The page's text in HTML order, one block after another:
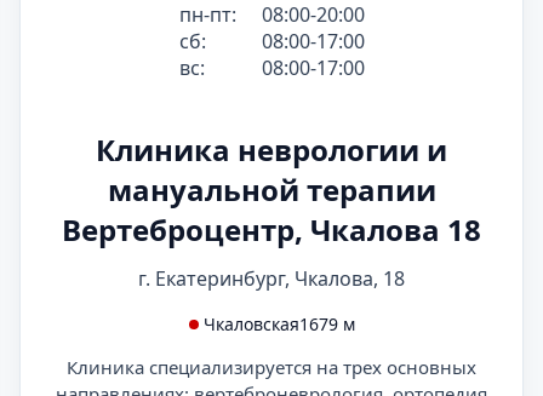
пн-пт:
08:00-20:00
сб:
08:00-17:00
вс:
08:00-17:00
Клиника неврологии и
мануальной терапии
Вертеброцентр, Чкалова 18
г. Екатеринбург, Чкалова, 18
Чкаловская1679 м
Клиника специализируется на трех основных